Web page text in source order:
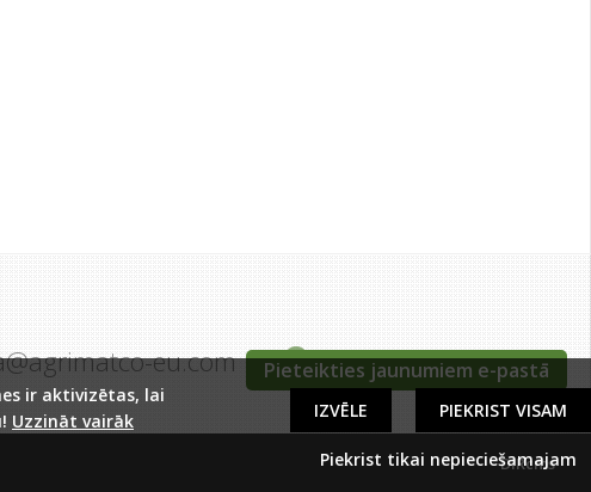
Pieteikties jaunumiem e-pastā
eu.com Tīraines iela 5c, Rīga
DIRcms
ir aktivizētas, lai
Uzzināt vairāk PIEKRIST VISAM
IZVĒLE
Piekrist tikai nepieciešamajam